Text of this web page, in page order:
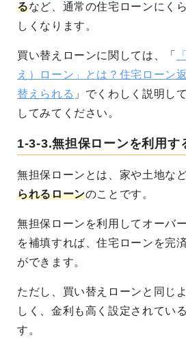
るなど、通常の住宅ローンにく
しくなります。
買い替えローンに関しては、「
え）ローン」とは？住宅ローン
替えられる 」でくわしく説明し
してみてください。
1-3-3.無担保ローンを利用す
無担保ローンとは、家や土地な
られるローンのことです。
無担保ローンを利用してオーバ
を補填すれば、住宅ローンを完
ができます。
ただし、買い替えローンと同じ
しく、金利も高く設定されてい
す。